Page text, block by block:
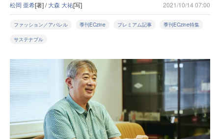
松岡 亜希[著] /大森 大祐[写] 2021/10/14 07:00
ファッション／アパレル 季刊ECzine プレミアム記事 季刊ECzine特集
サステナブル